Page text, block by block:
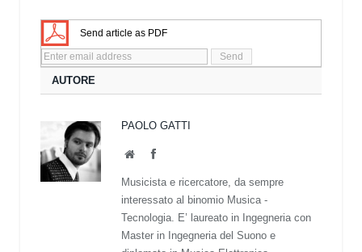
Send article as PDF
AUTORE
PAOLO GATTI
WebsiteFacebook
Musicista e ricercatore, da sempre
interessato al binomio Musica -
Tecnologia. E’ laureato in Ingegneria con
Master in Ingegneria del Suono e